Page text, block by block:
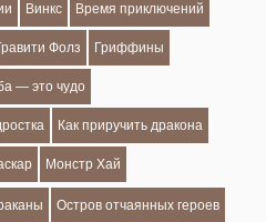
Винкс Время приключений
Фолз Гриффины
— это чудо
Как приручить дракона
Монстр Хай
Остров отчаянных героев